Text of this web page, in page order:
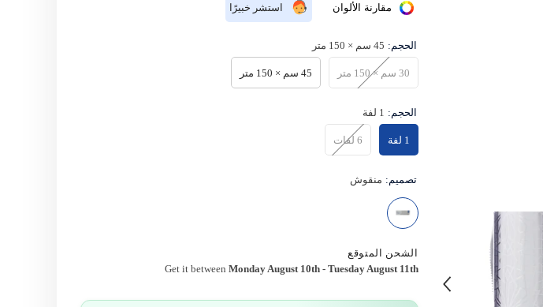
مقارنة الألوان استشر خبيرًا
الحجم: 45 سم × 150 متر
30 سم × 150 متر 45 سم × 150 متر
الحجم: 1 لفة
1 لفة 6 لفات
تصميم: منقوش
الشحن المتوقع
Get it between Monday August 10th- Tuesday August 11th